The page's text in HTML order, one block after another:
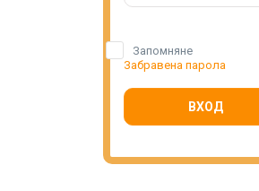
Запомняне
Забравена парола
ВХОД